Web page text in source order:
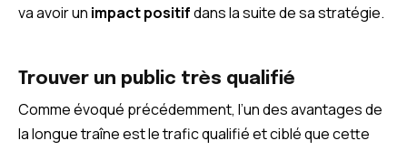
va avoir un impact positifdans la suite de sa stratégie.
Trouver un public très qualifié
Comme évoqué précédemment, l’un des avantages de
la longue traîne est le trafic qualifié et ciblé que cette